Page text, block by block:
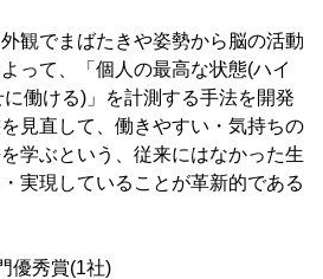
観でまばたきや姿勢から脳の活動
って、「個人の最高な状態(ハイ
働ける)」を計測する手法を開発
見直して、働きやすい・気持ちの
学ぶという、従来にはなかった生
実現していることが革新的である
優秀賞(1社)